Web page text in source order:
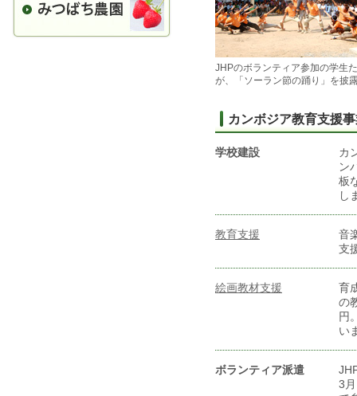
JHPのボランティア参加の学生
が、「ソーラン節の踊り」を披
カンボジア教育支援
学校建設
カ
ン
板
し
教育支援
音
支
絵画教材支援
育
の
円
い
ボランティア派遣
3